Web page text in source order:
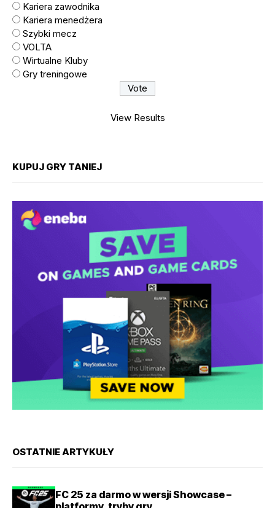
Kariera zawodnika
Kariera menedżera
Szybki mecz
VOLTA
Wirtualne Kluby
Gry treningowe
View Results
KUPUJ GRY TANIEJ
OSTATNIE ARTYKUŁY
FC 25 za darmo w wersji Showcase –